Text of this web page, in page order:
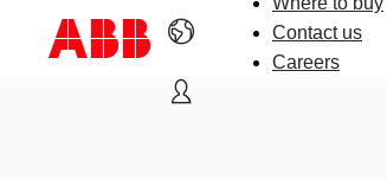
Contact us
Careers